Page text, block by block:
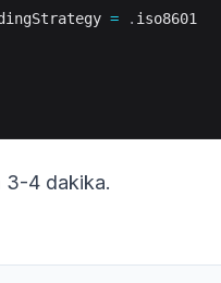
= . iso8601
3-4 dakika.